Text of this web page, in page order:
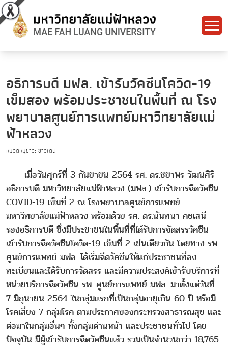
อธิการบดี มฟล. เข้ารับวัคซีนโควิด-19
เข็มสอง พร้อมประชาชนในพื้นที่ ณ โรง
พยาบาลศูนย์การแพทย์มหาวิทยาลัยแม่
ฟ้าหลวง
หมวดหมู่ข่าว: ข่าวเด่น
เมื่อวันศุกร์ที่ 3 กันยายน 2564 รศ. ดร.ชยาพร วัฒนศิริ
อธิการบดี มหาวิทยาลัยแม่ฟ้าหลวง (มฟล.) เข้ารับการฉีดวัคซีน
COVID-19 เข็มที่ 2 ณ โรงพยาบาลศูนย์การแพทย์
มหาวิทยาลัยแม่ฟ้าหลวง พร้อมด้วย รศ. ดร.นันทนา คชเสนี
รองอธิการบดี ซึ่งมีประชาชนในพื้นที่ที่ได้รับการจัดสรรวัคซีน
เข้ารับการฉีควัคซีนโควิด-19 เข็มที่ 2 เช่นเดียวกัน โดยทาง รพ.
ศูนย์การแพทย์ มฟล. ได้เริ่มฉีดวัคซีนให้แก่ประชาชนที่ลง
ทะเบียนและได้รับการจัดสรร และมีความประสงค์เข้ารับบริการที่
หน่วยบริการฉีดวัคซีน รพ. ศูนย์การแพทย์ มฟล. มาตั้งแต่วันที่
7 มิถุนายน 2564 ในกลุ่มแรกที่เป็นกลุ่มอายุเกิน 60 ปี หรือมี
โรคเสี่ยง 7 กลุ่มโรค ตามประกาศของกระทรวงสาธารณสุข และ
ต่อมาในกลุ่มอื่นๆ ทั้งกลุ่มด่านหน้า และประชาชนทั่วไป โดย
ปัจจุบัน มีผู้เข้ารับการฉีดวัคซีนแล้ว รวมเป็นจำนวนกว่า 18,765